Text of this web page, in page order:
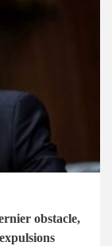
obstacle,